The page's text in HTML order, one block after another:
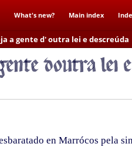
What's new? Main index
a gente d' outra lei e descreúda
en Marrócos pela